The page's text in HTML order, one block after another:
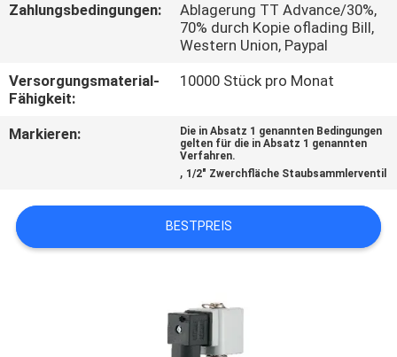
UNS
VERBINDUNG
FORDERN
VR
Zahlungsbedingungen:
Ablagerung TT Advance/30%,
70% durch Kopie oflading Bill,
Western Union, Paypal
Versorgungsmaterial-
Fähigkeit:
10000 Stück pro Monat
Markieren:
Die in Absatz 1 genannten Bedingungen
gelten für die in Absatz 1 genannten
Verfahren.
, 1/2" Zwerchfläche Staubsammlerventil
BESTPREIS